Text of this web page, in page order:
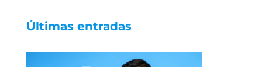
Últimas entradas